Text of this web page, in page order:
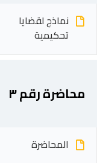
نماذج لقضايا
تحكيمية
محاضرة رقم ٣
المحاضرة
5 شارع
العربية